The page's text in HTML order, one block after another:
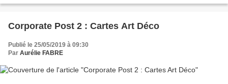
Corporate Post 2 : Cartes Art Déco
Publié le 25/05/2019 à 09:30
Par Aurélie FABRE